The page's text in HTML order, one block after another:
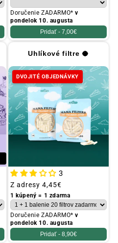
Doručenie ZADARMO*v
pondelok 10. augusta
Pridať - 7,00€
Uhlíkové filtre 🥥
DVOJITÉ OBJEDNÁVKY
3
Obvyklá
cena
Z adresy 4,45€
1 kúpený = 1 zdarma
Doručenie ZADARMO*v
pondelok 10. augusta
Pridať - 8,90€